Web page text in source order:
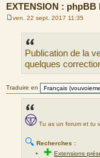
EXTENSION :
ven. 22 sept. 2017 11:35
Publication de la
quelques
Traduire en
Tu as un forum et tu
🔍 Recherches :
✚Extensions